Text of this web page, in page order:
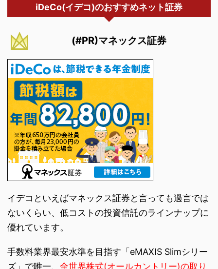
iDeCo(イデコ)のおすすめネット証券
(#PR)マネックス証券
イデコといえばマネックス証券と言っても過言では
ないくらい、低コストの投資信託のラインナップに
優れています。
手数料業界最安水準を目指す「eMAXIS Slimシリー
ズ」で唯一、 全世界株式(オールカントリー)の取り